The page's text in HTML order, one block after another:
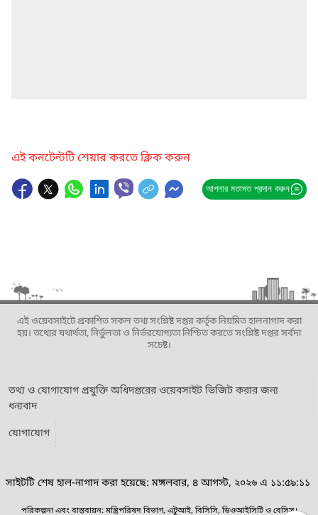
এই কনটেন্টটি শেয়ার করতে ক্লিক করুন
আপনার মতামত প্রদান করুন
এই ওয়েবসাইটে প্রকাশিত সকল তথ্য সংশ্লিষ্ট দপ্তর কর্তৃক নিয়মিত হালনাগাদ করা
হয়। তথ্যের যথার্থতা, নির্ভুলতা ও নির্ভরযোগ্যতা নিশ্চিত করতে সংশ্লিষ্ট দপ্তর সর্বদা
সচেষ্ট।
তথ্য ও যোগাযোগ প্রযুক্তি অধিদপ্তরের ওয়েবসাইট ভিজিট করার জন্য
ধন্যবাদ
যোগাযোগ
সাইটটি শেষ হাল-নাগাদ করা হয়েছে: মঙ্গলবার, ৪ আগস্ট, ২০২৬ এ ১১:৫৯:১১
পরিকল্পনা এবং বাস্তবায়ন: মন্ত্রিপরিষদ বিভাগ, এটুআই, বিসিসি, ডিওআইসিটি ও বেসিস।